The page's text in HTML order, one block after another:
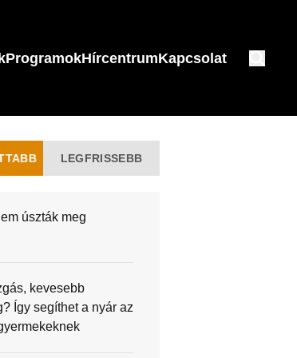
ProgramokHírcentrumKapcsolat
LEGFRISSEBB
úszták meg
kevesebb
Így segíthet a nyár az